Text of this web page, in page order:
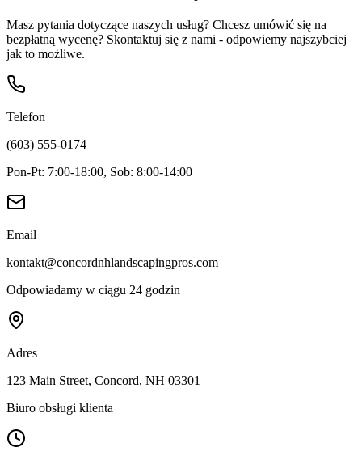
Masz pytania dotyczące naszych usług? Chcesz umówić się na
bezpłatną wycenę? Skontaktuj się z nami - odpowiemy najszybciej
jak to możliwe.
Telefon
(603) 555-0174
Pon-Pt: 7:00-18:00, Sob: 8:00-14:00
Email
kontakt@concordnhlandscapingpros.com
Odpowiadamy w ciągu 24 godzin
Adres
123 Main Street, Concord, NH 03301
Biuro obsługi klienta